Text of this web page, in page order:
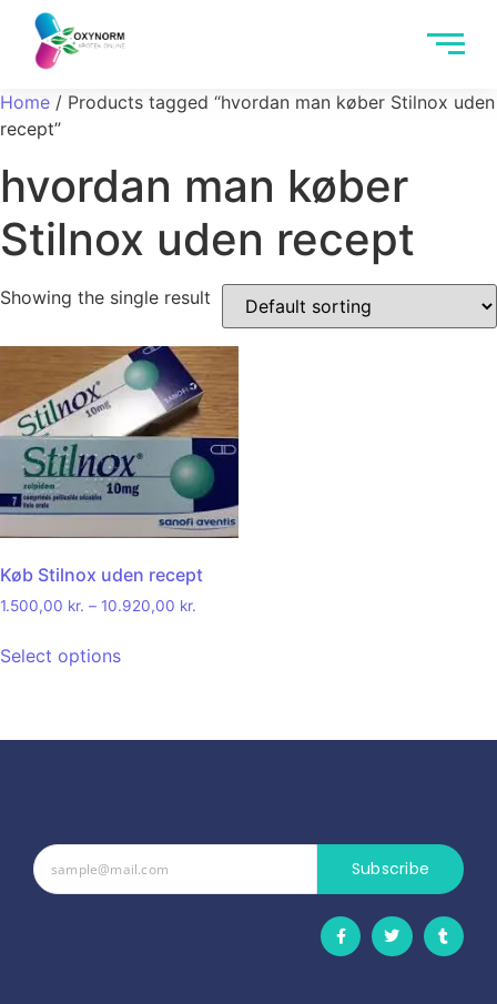
Home / Products tagged “hvordan man køber Stilnox uden
recept”
hvordan man køber
Stilnox uden recept
Showing the single result
Køb Stilnox uden recept
1.500,00 kr. – 10.920,00 kr.
Select options
Subscribe